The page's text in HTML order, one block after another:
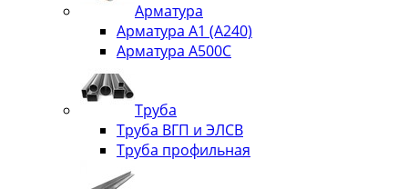
Арматура
Арматура А1 (А240)
Арматура А500С
Труба
Труба ВГП и ЭЛСВ
Труба профильная